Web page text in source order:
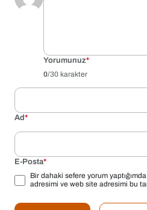
Yorumunuz*
0/30 karakter
Ad*
E-Posta*
Bir dahaki sefere yorum
adresimi ve web site adresimi bu